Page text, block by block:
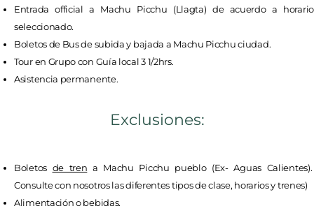
Entrada official a Machu Picchu (Llagta) de acuerdo a horario
seleccionado.
Boletos de Bus de subida y bajada a Machu Picchu ciudad.
Tour en Grupo con Guía local 3 1/2hrs.
Asistencia permanente.
Exclusiones:
Boletos de tren a Machu Picchu pueblo (Ex- Aguas Calientes).
Consulte con nosotros las diferentes tipos de clase, horarios y trenes)
Alimentación o bebidas.